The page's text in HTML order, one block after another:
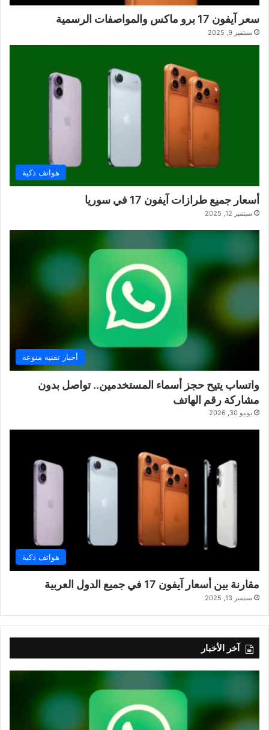
سعر آيفون 17 برو ماكس والمواصفات الرسمية
سبتمبر 9, 2025
هواتف ذكية
أسعار جميع طرازات آيفون 17 في سوريا
سبتمبر 12, 2025
أخبار تقنية منوعة
واتساب يتيح حجز أسماء المستخدمين.. تواصل بدون
مشاركة رقم الهاتف
يونيو 30, 2026
هواتف ذكية
مقارنة بين أسعار آيفون 17 في جميع الدول العربية
سبتمبر 13, 2025
آخر الأخبار